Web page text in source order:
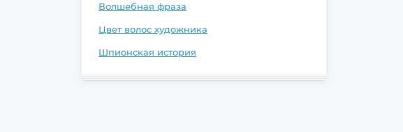
Волшебная фраза
Цвет волос художника
Шпионская история